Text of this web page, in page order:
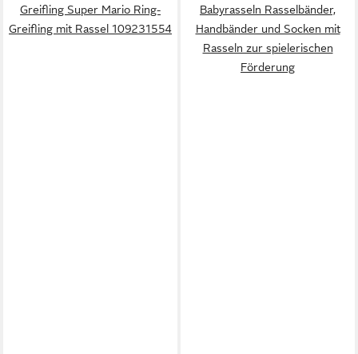
Greifling Super Mario Ring-
Greifling mit Rassel 109231554
Babyrasseln Rasselbänder,
Handbänder und Socken mit
Rasseln zur spielerischen
Förderung